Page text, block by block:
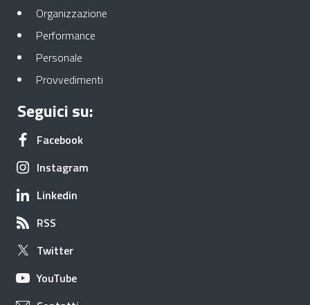
Organizzazione
Performance
Personale
Provvedimenti
Seguici su:
FacebookApre in una nuova scheda
Instagram
Linkedin
RSS
TwitterApre in una nuova scheda
YouTubeApre in una nuova scheda